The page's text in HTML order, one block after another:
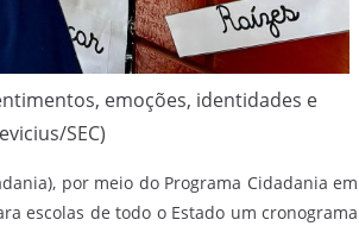
emoções, identidades e
SEC)
por meio do Programa Cidadania em
escolas de todo o Estado um cronograma